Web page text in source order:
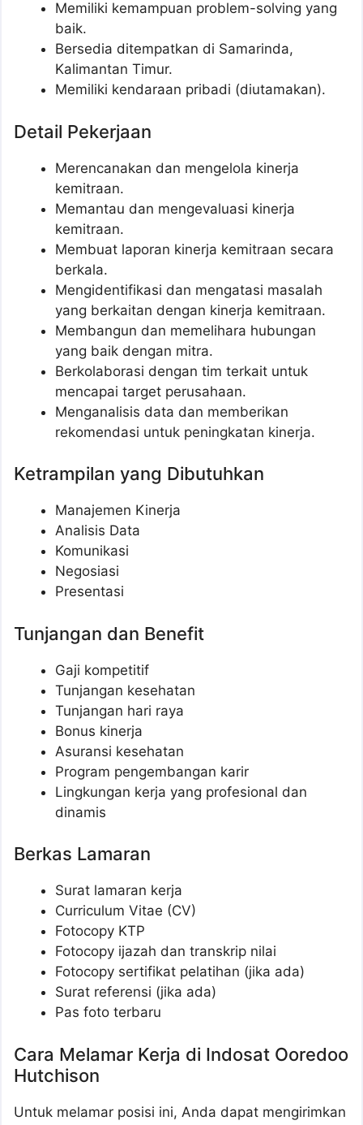
Memiliki kemampuan problem-solving yang
baik.
Bersedia ditempatkan di Samarinda,
Kalimantan Timur.
Memiliki kendaraan pribadi (diutamakan).
Detail Pekerjaan
Merencanakan dan mengelola kinerja
kemitraan.
Memantau dan mengevaluasi kinerja
kemitraan.
Membuat laporan kinerja kemitraan secara
berkala.
Mengidentifikasi dan mengatasi masalah
yang berkaitan dengan kinerja kemitraan.
Membangun dan memelihara hubungan
yang baik dengan mitra.
Berkolaborasi dengan tim terkait untuk
mencapai target perusahaan.
Menganalisis data dan memberikan
rekomendasi untuk peningkatan kinerja.
Ketrampilan yang Dibutuhkan
Manajemen Kinerja
Analisis Data
Komunikasi
Negosiasi
Presentasi
Tunjangan dan Benefit
Gaji kompetitif
Tunjangan kesehatan
Tunjangan hari raya
Bonus kinerja
Asuransi kesehatan
Program pengembangan karir
Lingkungan kerja yang profesional dan
dinamis
Berkas Lamaran
Surat lamaran kerja
Curriculum Vitae (CV)
Fotocopy KTP
Fotocopy ijazah dan transkrip nilai
Fotocopy sertifikat pelatihan (jika ada)
Surat referensi (jika ada)
Pas foto terbaru
Cara Melamar Kerja di Indosat Ooredoo
Hutchison
Untuk melamar posisi ini, Anda dapat mengirimkan